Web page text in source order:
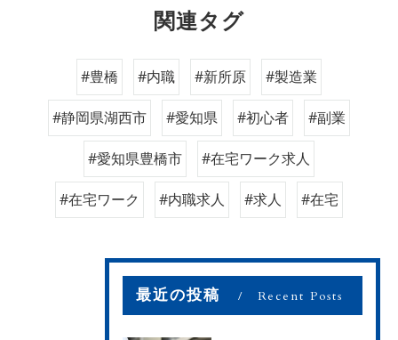
関連タグ
#豊橋 #内職 #新所原 #製造業
#静岡県湖西市 #愛知県 #初心者 #副業
#愛知県豊橋市 #在宅ワーク求人
#在宅ワーク #内職求人 #求人 #在宅
最近の投稿 Recent Posts